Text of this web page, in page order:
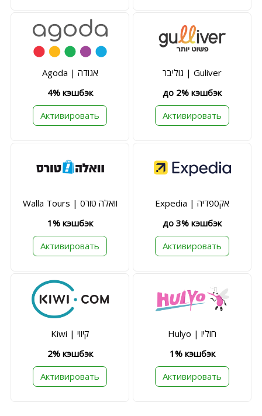
Agoda | אגודה
4% кэшбэк
Активировать
גוליבר | Guliver
до 2% кэшбэк
Активировать
Walla Tours | וואלה טורס
1% кэшбэк
Активировать
Expedia | אקספדיה
до 3% кэшбэк
Активировать
Kiwi | קיווי
2% кэшбэк
Активировать
Hulyo | חוליו
1% кэшбэк
Активировать